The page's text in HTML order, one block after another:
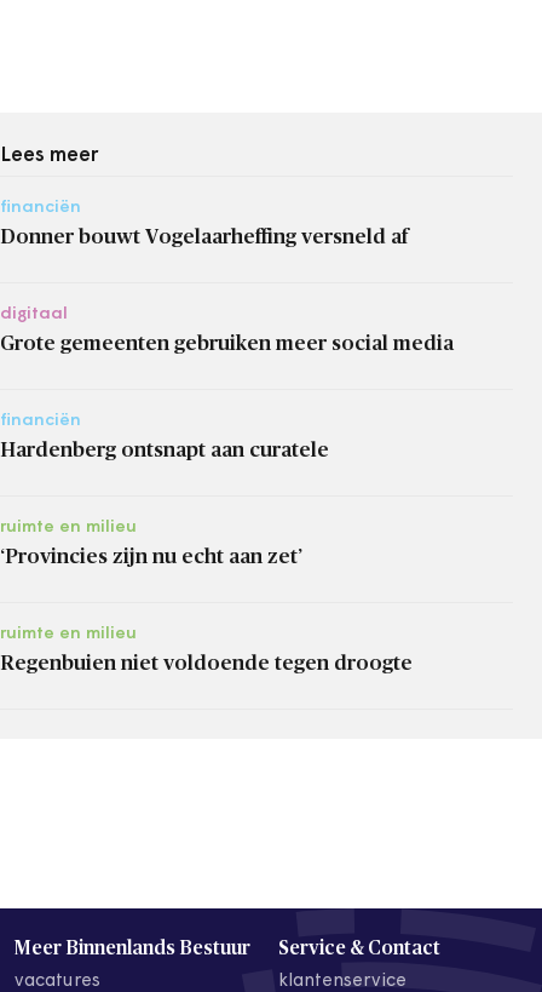
Lees meer
financiën
Donner bouwt Vogelaarheffing versneld af
digitaal
Grote gemeenten gebruiken meer social media
financiën
Hardenberg ontsnapt aan curatele
ruimte en milieu
‘Provincies zijn nu echt aan zet’
ruimte en milieu
Regenbuien niet voldoende tegen droogte
Meer Binnenlands Bestuur
vacatures
Service & Contact
klantenservice